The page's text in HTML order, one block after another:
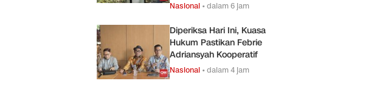
Nasional •dalam 6 jam
Diperiksa Hari Ini, Kuasa
Hukum Pastikan Febrie
Adriansyah Kooperatif
Nasional •dalam 4 jam